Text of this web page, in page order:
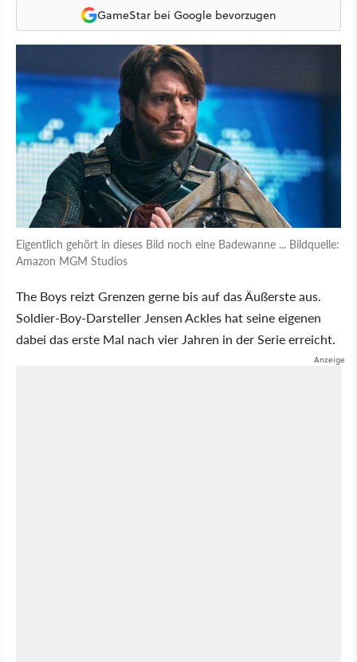
GameStar bei Google bevorzugen
Eigentlich gehört in dieses Bild noch eine Badewanne ... Bildquelle:
Amazon MGM Studios
The Boys reizt Grenzen gerne bis auf das Äußerste aus.
Soldier-Boy-Darsteller Jensen Ackles hat seine eigenen
dabei das erste Mal nach vier Jahren in der Serie erreicht.